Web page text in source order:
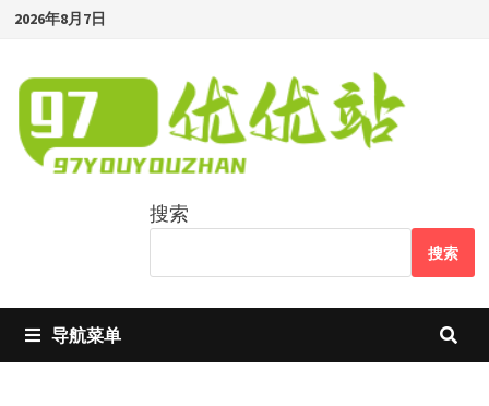
Skip
content
2026年8月7日
搜索
搜索
导航菜单